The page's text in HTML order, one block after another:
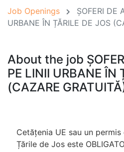
Job Openings
ȘOFERI DE
URBANE ÎN ȚĂRILE DE JOS
About the job
PE LINII URBANE ÎN
(CAZARE
Cetățenia UE sau un
Țările de Jos este